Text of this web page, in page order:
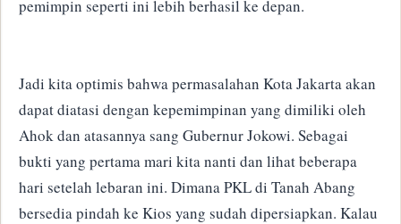
pemimpin seperti ini lebih berhasil ke depan.
Jadi kita optimis bahwa permasalahan Kota Jakarta akan
dapat diatasi dengan kepemimpinan yang dimiliki oleh
Ahok dan atasannya sang Gubernur Jokowi. Sebagai
bukti yang pertama mari kita nanti dan lihat beberapa
hari setelah lebaran ini. DimanaPKL di Tanah Abang
bersedia pindah ke Kios yang sudah dipersiapkan. Kalau